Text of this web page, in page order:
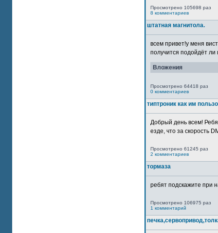
Просмотрено 105698 раз
8 комментариев
штатная магнитола.
всем привет!у меня
получится подойдёт ли
Вложения
Просмотрено 64418 раз
0 комментариев
типтроник как им
Добрый день всем!
езде, что за скорость
Просмотрено 61245 раз
2 комментариев
тормаза
ребят подскажите при
Просмотрено 106975 раз
1 комментарий